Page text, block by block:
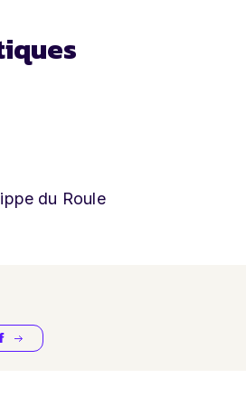
du Roule